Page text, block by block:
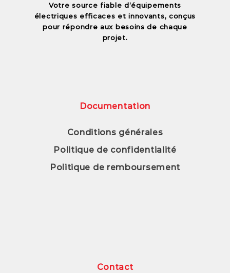
Votre source fiable d’équipements
électriques efficaces et innovants, conçus
pour répondre aux besoins de chaque
projet.
Documentation
Conditions générales
Politique de confidentialité
Politique de remboursement
Contact